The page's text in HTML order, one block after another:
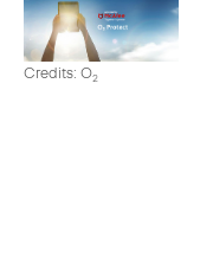
Credits: O2